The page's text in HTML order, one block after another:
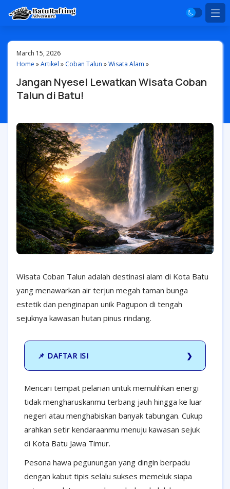
March 15, 2026
Home »Artikel » Coban Talun »Wisata Alam »
Jangan Nyesel Lewatkan Wisata Coban
Talun di Batu!
Wisata Coban Talun adalah destinasi alam di Kota Batu
yang menawarkan air terjun megah taman bunga
estetik dan penginapan unik Pagupon di tengah
sejuknya kawasan hutan pinus rindang.
📌 DAFTAR ISI
Mencari tempat pelarian untuk memulihkan energi
tidak mengharuskanmu terbang jauh hingga ke luar
negeri atau menghabiskan banyak tabungan. Cukup
arahkan setir kendaraanmu menuju kawasan sejuk
di Kota Batu Jawa Timur.
Pesona hawa pegunungan yang dingin berpadu
dengan kabut tipis selalu sukses memeluk siapa